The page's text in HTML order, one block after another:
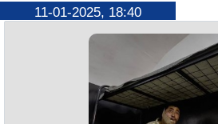
"Liverpul" komandası İngiltərə
vəsiqə
Görüş ev sahiblərinin 4:0 hesablı
Jota, Trent Aleksandr-Arnold,
Bununla da, "Liverpul" komandası
11-01-2025, 18:40